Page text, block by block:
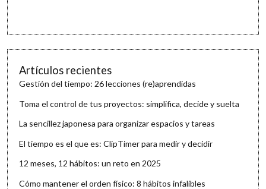
Artículos recientes
Gestión del tiempo: 26 lecciones (re)aprendidas
Toma el control de tus proyectos: simplifica, decide y suelta
La sencillez japonesa para organizar espacios y tareas
El tiempo es el que es: ClipTimer para medir y decidir
12 meses, 12 hábitos: un reto en 2025
Cómo mantener el orden físico: 8 hábitos infalibles